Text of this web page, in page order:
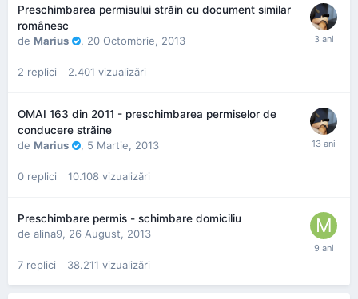
Preschimbarea permisului străin cu document similar
românesc
de Marius , 20 Octombrie, 2013
2 replici 2.401 vizualizări
OMAI 163 din 2011 - preschimbarea permiselor de
conducere străine
de Marius , 5 Martie, 2013
0 replici 10.108 vizualizări
Preschimbare permis - schimbare domiciliu
de alina9, 26 August, 2013
7 replici 38.211 vizualizări